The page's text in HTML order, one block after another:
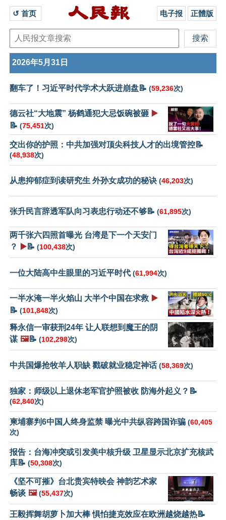
↺ 首页 电子报 正體版
2026年5月31日
翻车了！习近平时代学术大跃进崩盘📝 (59,236次)
德云社“大地震” 杨鹤通犯大忌饭碗被砸 ▶️
📝 (75,451次)
交出你的护照：中共加强对顶尖科技人才的出境管控📝
(48,938次)
从患抑郁症到读研究生 外孙女成功的秘诀 (46,203次)
张升民言辞透军队向习表忠行动还不够📝 (61,895次)
两千张六四照首曝光 台湾是下一个天安门
？
▶️📝 (100,438次)
一位大陆高中生眼里的习近平时代 (61,994次)
一半水淹一半火焰山 大半个中国在求救 ▶️
📝 (101,848次)
释永信一审获刑24年 让人联想到魔王的阴
谋 🖼️📝 (102,298次)
中共国爆抢牧羊人职缺 戳破就业稳定神话(58,369次)
独家：师级以上退休老军官护照被收 防海外起义？📝
(62,840次)
柬埔寨判6中国人终身监禁 曝光中共纵容跨国诈骗 (60,405
次)
报告：台海冲突或引发美中核升级 卫星显示北京扩充核武
库📝 (50,308次)
《坚不可摧》台北贵宾特映会 神韵艺术家
畅谈 🖼️ (55,437次)
王毅挥舞胡萝卜加大棒 惧怕捷克效应在欧洲越烧越热📝